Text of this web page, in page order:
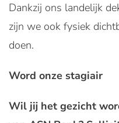
Dankzij ons landelijk
zijn we ook fysiek
doen.
Word onze stagiair
Wil jij het gezicht